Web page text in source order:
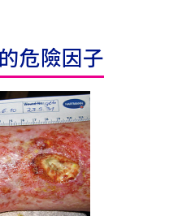
危險因子